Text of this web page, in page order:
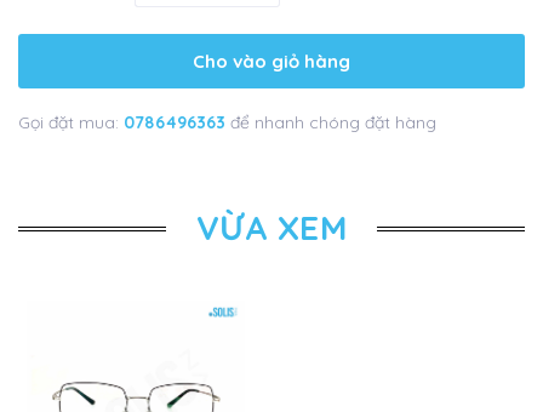
Cho vào giỏ hàng
Gọi đặt mua: 0786496363 để nhanh chóng đặt hàng
VỪA XEM